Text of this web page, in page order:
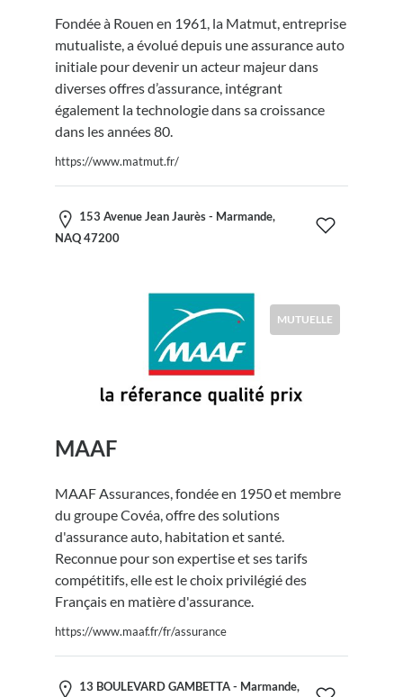
Fondée à Rouen en 1961, la Matmut, entreprise
mutualiste, a évolué depuis une assurance auto
initiale pour devenir un acteur majeur dans
diverses offres d’assurance, intégrant
également la technologie dans sa croissance
dans les années 80.
https://www.matmut.fr/
153 Avenue Jean Jaurès - Marmande,
NAQ 47200
MUTUELLE
MAAF
MAAF Assurances, fondée en 1950 et membre
du groupe Covéa, offre des solutions
d'assurance auto, habitation et santé.
Reconnue pour son expertise et ses tarifs
compétitifs, elle est le choix privilégié des
Français en matière d'assurance.
https://www.maaf.fr/fr/assurance
13 BOULEVARD GAMBETTA - Marmande,